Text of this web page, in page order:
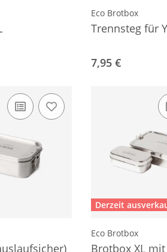
Eco Brotbox
Trennsteg für
7,95 €
Derzeit
Eco Brotbox
Brotbox XL